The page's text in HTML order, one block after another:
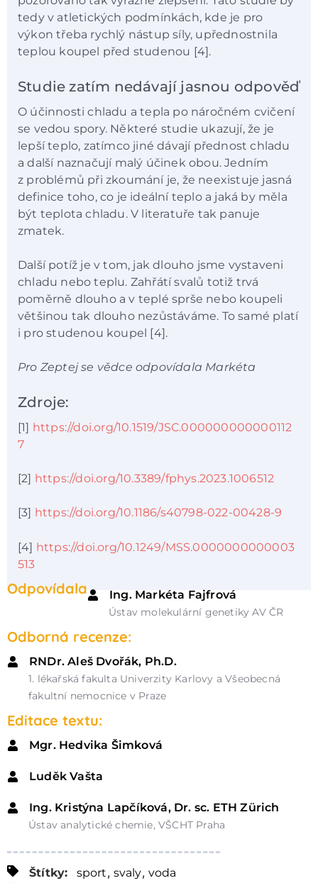
tedy v atletických podmínkách, kde je pro
výkon třeba rychlý nástup síly, upřednostnila
teplou koupel před studenou [4].
Studie zatím nedávají jasnou odpověď
O účinnosti chladu a tepla po náročném cvičení
se vedou spory. Některé studie ukazují, že je
lepší teplo, zatímco jiné dávají přednost chladu
a další naznačují malý účinek obou. Jedním
z problémů při zkoumání je, že neexistuje jasná
definice toho, co je ideální teplo a jaká by měla
být teplota chladu. V literatuře tak panuje
zmatek.
Další potíž je v tom, jak dlouho jsme vystaveni
chladu nebo teplu. Zahřátí svalů totiž trvá
poměrně dlouho a v teplé sprše nebo koupeli
většinou tak dlouho nezůstáváme. To samé platí
i pro studenou koupel [4].
Pro Zeptej se vědce odpovídala Markéta
Zdroje:
[1] https://doi.org/10.1519/JSC.000000000000112
7
[2] https://doi.org/10.3389/fphys.2023.1006512
[3] https://doi.org/10.1186/s40798-022-00428-9
[4] https://doi.org/10.1249/MSS.0000000000003
513
Odpovídala Ing. Markéta Fajfrová
Ústav molekulární genetiky AV ČR
Odborná recenze:
RNDr. Aleš Dvořák, Ph.D.
1. lékařská fakulta Univerzity Karlovy a Všeobecná
fakultní nemocnice v Praze
Editace textu:
Mgr. Hedvika Šimková
Luděk Vašta
Ing. Kristýna Lapčíková, Dr. sc. ETH Zürich
Ústav analytické chemie, VŠCHT Praha
Štítky: sport, svaly, voda